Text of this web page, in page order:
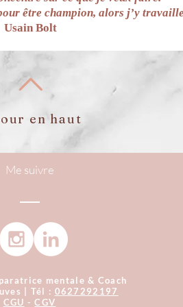
être champion, alors j’y
Usain Bolt
en haut
Me suivre
mentale & Coach
| Tél : 0627292197
CGU -CGV